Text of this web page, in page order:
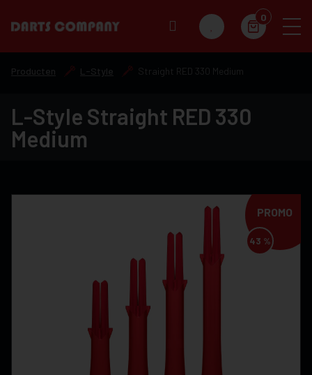
0
Producten L-Style Straight RED 330 Medium
L-Style Straight RED 330
Medium
PROMO
43 %